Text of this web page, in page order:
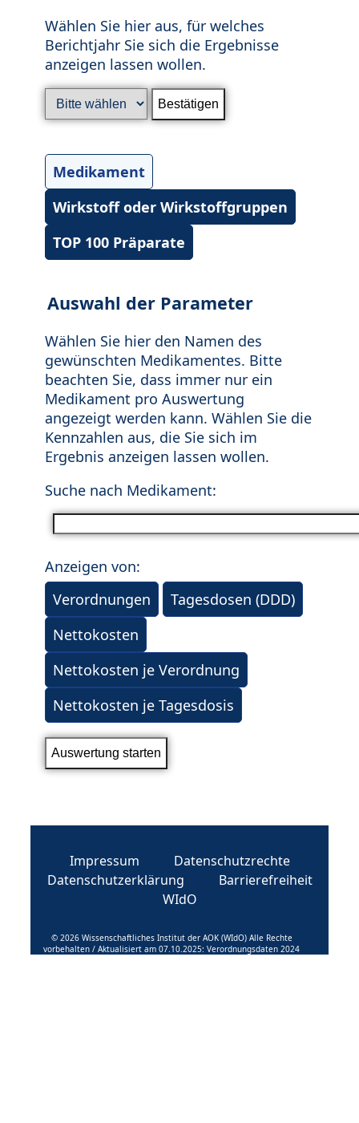
Wählen Sie hier aus, für welches
Berichtjahr Sie sich die Ergebnisse
anzeigen lassen wollen.
Medikament
Wirkstoff oder Wirkstoffgruppen
TOP 100 Präparate
Auswahl der Parameter
Wählen Sie hier den Namen des
gewünschten Medikamentes. Bitte
beachten Sie, dass immer nur ein
Medikament pro Auswertung
angezeigt werden kann. Wählen Sie die
Kennzahlen aus, die Sie sich im
Ergebnis anzeigen lassen wollen.
Suche nach Medikament:
Anzeigen von:
Verordnungen
Tagesdosen (DDD)
Nettokosten
Nettokosten je Verordnung
Nettokosten je Tagesdosis
Impressum
Datenschutzrechte
Datenschutzerklärung
Barrierefreiheit
WIdO
© 2026 Wissenschaftliches Institut der AOK (WIdO) Alle Rechte
vorbehalten / Aktualisiert am 07.10.2025: Verordnungsdaten 2024